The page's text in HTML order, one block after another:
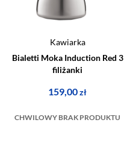
Kawiarka
Bialetti Moka Induction Red 3
filiżanki
159,00zł
CHWILOWY BRAK PRODUKTU